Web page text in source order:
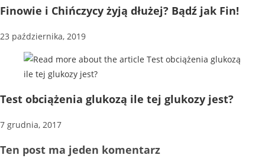
Finowie i Chińczycy żyją dłużej? Bądź jak Fin!
23 października, 2019
Test obciążenia glukozą ile tej glukozy jest?
7 grudnia, 2017
Ten post ma jeden komentarz